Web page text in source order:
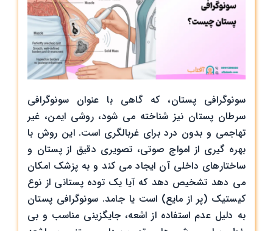
سونوگرافی پستان، که گاهی با عنوان سونوگرافی
سرطان پستان نیز شناخته می‌ شود، روشی ایمن، غیر
تهاجمی و بدون درد برای غربالگری است. این روش با
بهره ‌گیری از امواج صوتی، تصویری دقیق از پستان و
ساختارهای داخلی آن ایجاد می ‌کند و به پزشک امکان
می ‌دهد تشخیص دهد که آیا یک توده پستانی از نوع
کیستیک (پر از مایع) است یا جامد. سونوگرافی پستان
به دلیل عدم استفاده از اشعه، جایگزینی مناسب و بی